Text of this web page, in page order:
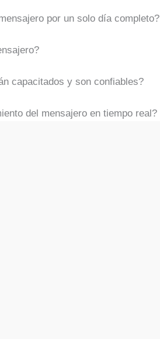
por un solo día completo?
capacitados y son confiables?
del mensajero en tiempo real?